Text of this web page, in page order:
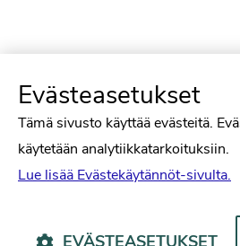
Evästeasetukset
Tämä sivusto käyttää evästeitä.
käytetään analytiikkatarkoituksiin.
Lue lisää Evästekäytännöt-sivulta.
EVÄSTEASETUKSET